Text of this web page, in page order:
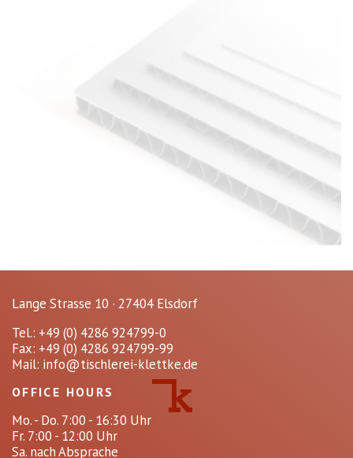
Lange Strasse 10 · 27404 Elsdorf
Tel.: +49 (0) 4286 924799-0
Fax: +49 (0) 4286 924799-99
Mail: info@tischlerei-klettke.de
OFFICE HOURS
Mo. - Do. 7:00 - 16:30 Uhr
Fr. 7:00 - 12:00 Uhr
Sa. nach Absprache